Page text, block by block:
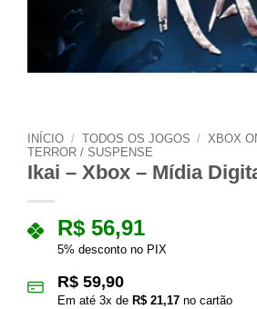
INÍCIO / TODOS OS JOGOS / XBOX
TERROR / SUSPENSE
Ikai – Xbox – Mídia
R$ 56,91
5% desconto no PIX
R$ 59,90
Em até 3x de R$ 21,17 no cartão